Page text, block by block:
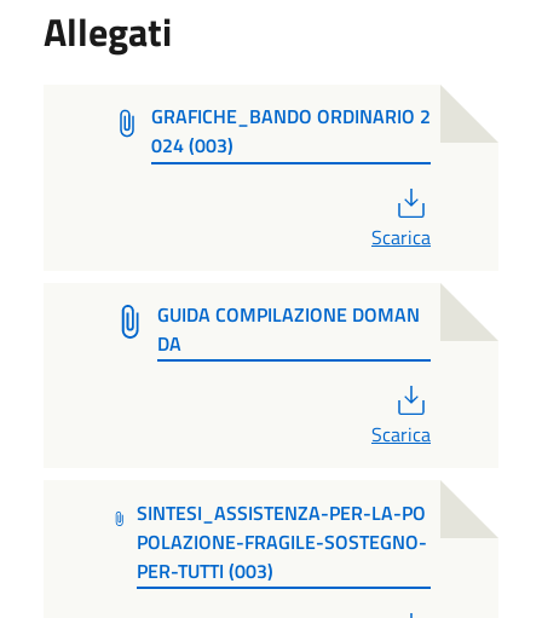
Allegati
GRAFICHE_BANDO ORDINARIO 2
024 (003)
Scarica
GUIDA COMPILAZIONE DOMAN
DA
Scarica
SINTESI_ASSISTENZA-PER-LA-PO
POLAZIONE-FRAGILE-SOSTEGNO-
PER-TUTTI (003)